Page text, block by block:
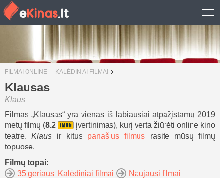
FILMAI ONLINE KALĖDINIAI FILMAI
Klausas
Klaus
Filmas „Klausas“ yra vienas iš labiausiai atpažįstamų 2019
metų filmų (8.2
įvertinimas), kurį verta žiūrėti online kino
teatre.Klaus ir kitus panašius filmus rasite mūsų filmų
topuose.
Filmų topai:
35 geriausi Kalėdiniai filmai
Naujausi filmai